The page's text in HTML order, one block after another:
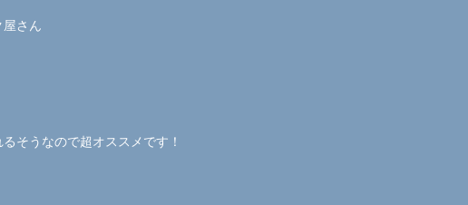
さん
そうなので超オススメです！